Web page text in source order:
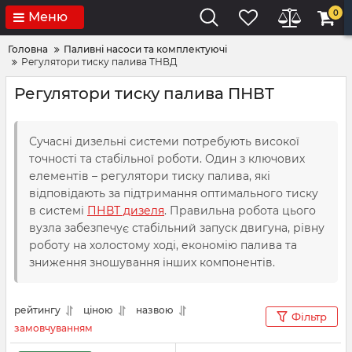
Меню 0
Головна
Паливні насоси та комплектуючі
Регулятори тиску палива ТНВД
Регулятори тиску палива ПНВТ
Сучасні дизельні системи потребують високої
точності та стабільної роботи. Один з ключових
елементів – регулятори тиску палива, які
відповідають за підтримання оптимального тиску
в системі ПНВТ дизеля. Правильна робота цього
вузла забезпечує стабільний запуск двигуна, рівну
роботу на холостому ході, економію палива та
зниження зношування інших компонентів.
рейтингу ціною
назвою
замовчуванням
Фільтр